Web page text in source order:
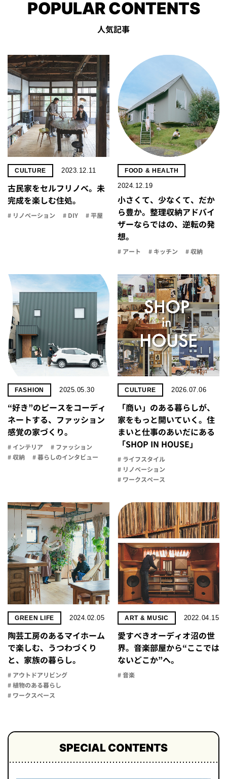
POPULAR CONTENTS
人気記事
CULTURE 2023.12.11
古民家をセルフリノべ。未
完成を楽しむ住処。
# リノベーション # DIY # 平屋
FOOD & HEALTH
2024.12.19
小さくて、少なくて、だか
ら豊か。整理収納アドバイ
ザーならではの、逆転の発
想。
# アート # キッチン # 収納
FASHION 2025.05.30
“好き”のピースをコーディ
ネートする、ファッション
感覚の家づくり。
# インテリア
# ファッション
# 収納
# 暮らしのインタビュー
CULTURE 2026.07.06
「商い」の​ある​暮らしが、​
家を​もっと​開いていく。​住
まいと​仕事の​あいだに​ある​
「SHOP IN HOUSE」
# ライフスタイル
# リノベーション
# ワークスペース
GREEN LIFE 2024.02.05
陶芸工房のあるマイホーム
で楽しむ、うつわづくり
と、家族の暮らし。
# アウトドアリビング
# 植物のある暮らし
# ワークスペース
ART & MUSIC 2022.04.15
愛すべきオーディオ沼の世
界。音楽部屋から“ここでは
ないどこか”へ。
# 音楽
SPECIAL CONTENTS